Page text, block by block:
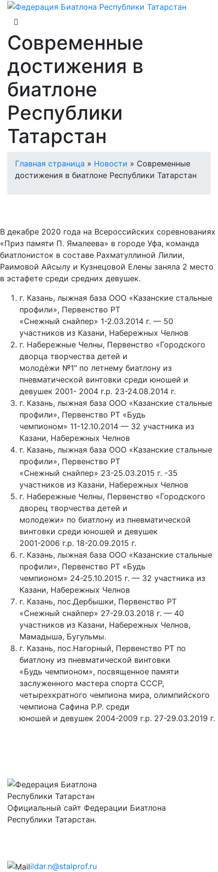
Современные
достижения в
биатлоне
Республики
Татарстан
Главная страница » Новости » Современные
достижения в биатлоне Республики Татарстан
В декабре 2020 года на Всероссийских соревнованиях
«Приз памяти П. Ямалеева» в городе Уфа, команда
биатлонисток в составе Рахматуллиной Лилии,
Раимовой Айсылу и Кузнецовой Елены заняла 2 место
в эстафете среди средних девушек.
г. Казань, лыжная база ООО «Казанские стальные
профили», Первенство РТ
«Снежный снайпер» 1-2.03.2014 г. — 50
участников из Казани, Набережных Челнов
г. Набережные Челны, Первенство «Городского
дворца творчества детей и
молодѐжи №1″ по летнему биатлону из
пневматической винтовки среди юношей и
девушек 2001- 2004 г.р. 23-24.08.2014 г.
г. Казань, лыжная база ООО «Казанские стальные
профили», Первенство РТ «Будь
чемпионом» 11-12.10.2014 — 32 участника из
Казани, Набережных Челнов
г. Казань, лыжная база ООО «Казанские стальные
профили», Первенство РТ
«Снежный снайпер» 23-25.03.2015 г. -35
участников из Казани, Набережных Челнов
г. Набережные Челны, Первенство «Городского
дворец творчества детей и
молодежи» по биатлону из пневматической
винтовки среди юношей и девушек
2001-2006 г.р. 18-20.09.2015 г.
г. Казань, лыжная база ООО «Казанские стальные
профили», Первенство РТ «Будь
чемпионом» 24-25.10.2015 г. — 32 участника из
Казани, Набережных Челнов
г. Казань, пос.Дербышки, Первенство РТ
«Снежный снайпер» 27-29.03.2018 г. — 40
участников из Казани, Набережных Челнов,
Мамадыша, Бугульмы.
г. Казань, пос.Нагорный, Первенство РТ по
биатлону из пневматической винтовки
«Будь чемпионом», посвященное памяти
заслуженного мастера спорта СССР,
четырехкратного чемпиона мира, олимпийского
чемпиона Сафина Р.Р. среди
юношей и девушек 2004-2009 г.р. 27-29.03.2019 г.
Официальный сайт Федерации Биатлона
Республики Татарстан.
ildar.n@stalprof.ru